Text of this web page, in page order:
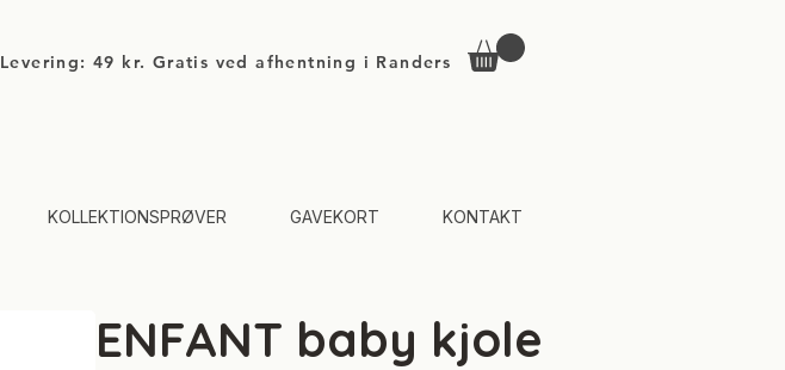
Levering: 49 kr. Gratis ved afhentning i Randers
KOLLEKTIONSPRØVER GAVEKORT KONTAKT
ENFANT baby kjole